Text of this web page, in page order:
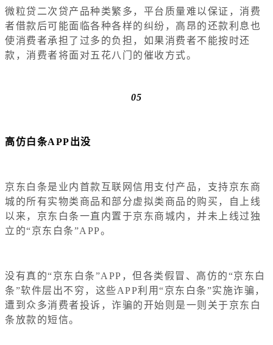
微粒贷二次贷产品种类繁多，平台质量难以保证，消费
者借款后可能面临各种各样的纠纷，高昂的还款利息也
使消费者承担了过多的负担，如果消费者不能按时还
款，消费者将面对五花八门的催收方式。
05
高仿白条APP出没
京东白条是业内首款互联网信用支付产品，支持京东商
城的所有实物类商品和部分虚拟类商品的购买，自上线
以来，京东白条一直内置于京东商城内，并未上线过独
立的“京东白条”APP。
没有真的“京东白条”APP，但各类假冒、高仿的“京东白
条”软件层出不穷，这些APP利用“京东白条”实施诈骗，
遭到众多消费者投诉，诈骗的开始则是一则关于京东白
条放款的短信。